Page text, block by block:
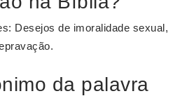
Desejos de imoralidade sexual,
da palavra